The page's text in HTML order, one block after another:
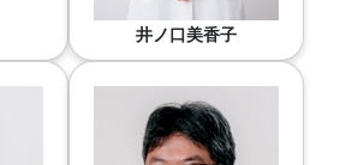
井ノ口美香子